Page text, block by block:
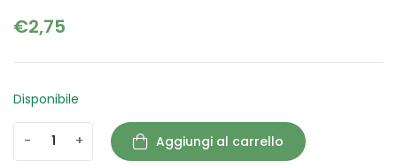
€2,75
Disponibile
- + Aggiungi al carrello